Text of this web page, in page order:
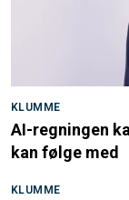
KLUMME
AI-regningen
kan følge med
KLUMME